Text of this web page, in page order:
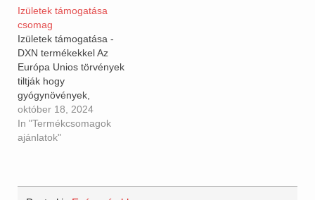
Izületek támogatása
csomag
Izületek támogatása -
DXN termékekkel Az
Európa Unios törvények
tiltják hogy
gyógynövények,
táplálékkiegészitőknek
egészségügyi hatást
tulajdonitsunk, ezért
október 18, 2024
In "Termékcsomagok
ajánlatok"